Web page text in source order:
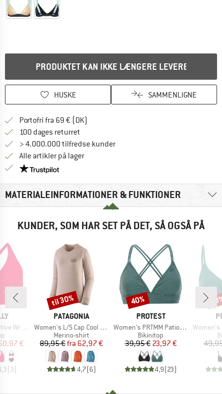
PRODUKTET KAN IKKE LÆNGERE LEVERES
HUSKE SAMMENLIGNE
Portofri fra 69 € (DK)
100 dages returret
> 4.000.000 tilfredse kunder
Alle artikler på lager
Vi er Trustpilot-certificeret - oplysningerne får du
MATERIALEINFORMATIONER & FUNKTIONER
KUNDER, SOM HAR SET PÅ DET, SÅ OGSÅ PÅ
F Cup Bra
pris
€
(3)
MÆRKE
PATAGONIA
Artikel
Women's L/S Cap Cool Merino Graphic Shirt
Produktgruppe
Merino-shirt
Pris
89,95 € Nedsat pris
fra 62,97 €
4,7(6)
Rabat
til 30%
MÆRKE
PROTEST
Artikel
Women's PRTMM Patio Triangle
Produktgruppe
Bikinitop
Pris
39,95 €Nedsat pris
23,97 €
4,9(23)
Rabat
40%
Artikel
Women's